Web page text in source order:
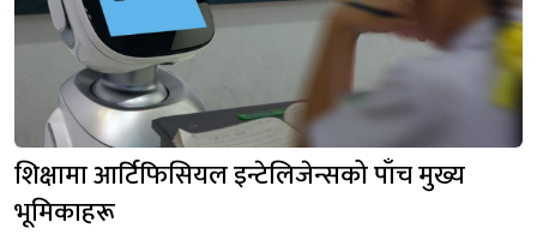
शिक्षामा आर्टिफिसियल इन्टेलिजेन्सको पाँच मुख्य
भूमिकाहरू